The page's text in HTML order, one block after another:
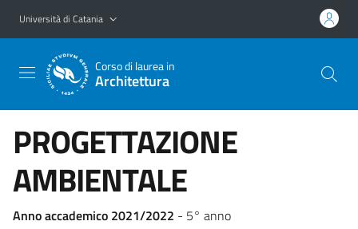
Vai al contenuto principale
Vai al menu di navigazione
Università di Catania
Corso di laurea in
Architettura
PROGETTAZIONE
AMBIENTALE
Anno accademico 2021/2022 - 5° anno